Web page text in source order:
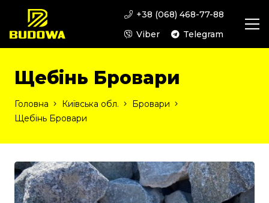
+38 (068) 468-77-88
Viber
Telegram
Щебінь Бровари
Головна Київська обл.
Бровари
Щебінь Бровари